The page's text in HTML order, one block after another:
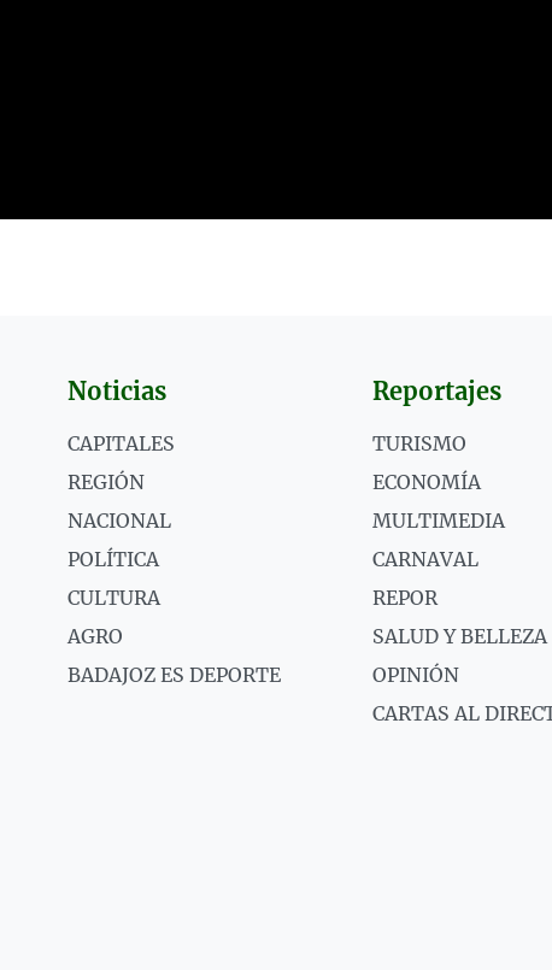
Noticias
CAPITALES
REGIÓN
NACIONAL
POLÍTICA
CULTURA
AGRO
BADAJOZ ES DEPORTE
Reportajes
TURISMO
ECONOMÍA
MULTIMEDIA
CARNAVAL
REPOR
SALUD Y BELLEZA
OPINIÓN
CARTAS AL